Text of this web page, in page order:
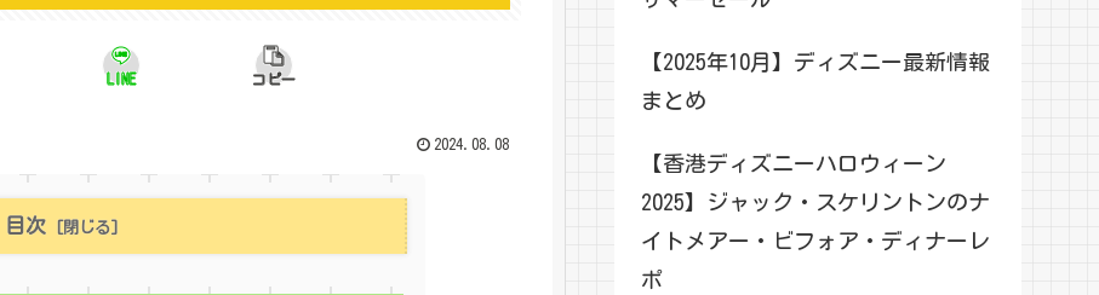
LINE コピー
2024.08.08
目次
【2025年10月】ディズニー最新情報
まとめ
【香港ディズニーハロウィーン
2025】ジャック・スケリントンのナ
イトメアー・ビフォア・ディナーレ
ポ